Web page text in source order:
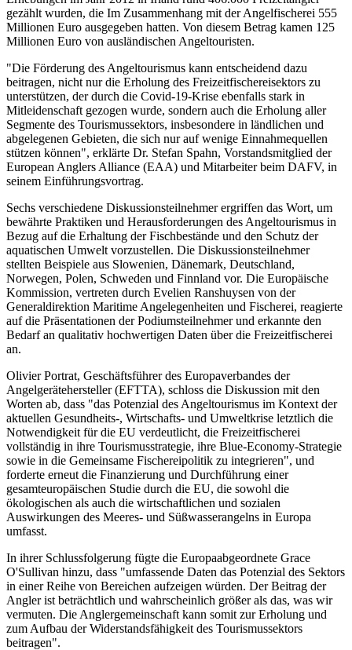
gezählt wurden, die Im Zusammenhang mit der Angelfischerei 555
Millionen Euro ausgegeben hatten. Von diesem Betrag kamen 125
Millionen Euro von ausländischen Angeltouristen.
"Die Förderung des Angeltourismus kann entscheidend dazu
beitragen, nicht nur die Erholung des Freizeitfischereisektors zu
unterstützen, der durch die Covid-19-Krise ebenfalls stark in
Mitleidenschaft gezogen wurde, sondern auch die Erholung aller
Segmente des Tourismussektors, insbesondere in ländlichen und
abgelegenen Gebieten, die sich nur auf wenige Einnahmequellen
stützen können", erklärte Dr. Stefan Spahn, Vorstandsmitglied der
European Anglers Alliance (EAA) und Mitarbeiter beim DAFV, in
seinem Einführungsvortrag.
Sechs verschiedene Diskussionsteilnehmer ergriffen das Wort, um
bewährte Praktiken und Herausforderungen des Angeltourismus in
Bezug auf die Erhaltung der Fischbestände und den Schutz der
aquatischen Umwelt vorzustellen. Die Diskussionsteilnehmer
stellten Beispiele aus Slowenien, Dänemark, Deutschland,
Norwegen, Polen, Schweden und Finnland vor. Die Europäische
Kommission, vertreten durch Evelien Ranshuysen von der
Generaldirektion Maritime Angelegenheiten und Fischerei, reagierte
auf die Präsentationen der Podiumsteilnehmer und erkannte den
Bedarf an qualitativ hochwertigen Daten über die Freizeitfischerei
an.
Olivier Portrat, Geschäftsführer des Europaverbandes der
Angelgerätehersteller (EFTTA), schloss die Diskussion mit den
Worten ab, dass "das Potenzial des Angeltourismus im Kontext der
aktuellen Gesundheits-, Wirtschafts- und Umweltkrise letztlich die
Notwendigkeit für die EU verdeutlicht, die Freizeitfischerei
vollständig in ihre Tourismusstrategie, ihre Blue-Economy-Strategie
sowie in die Gemeinsame Fischereipolitik zu integrieren", und
forderte erneut die Finanzierung und Durchführung einer
gesamteuropäischen Studie durch die EU, die sowohl die
ökologischen als auch die wirtschaftlichen und sozialen
Auswirkungen des Meeres- und Süßwasserangelns in Europa
umfasst.
In ihrer Schlussfolgerung fügte die Europaabgeordnete Grace
O'Sullivan hinzu, dass "umfassende Daten das Potenzial des Sektors
in einer Reihe von Bereichen aufzeigen würden. Der Beitrag der
Angler ist beträchtlich und wahrscheinlich größer als das, was wir
vermuten. Die Anglergemeinschaft kann somit zur Erholung und
zum Aufbau der Widerstandsfähigkeit des Tourismussektors
beitragen".